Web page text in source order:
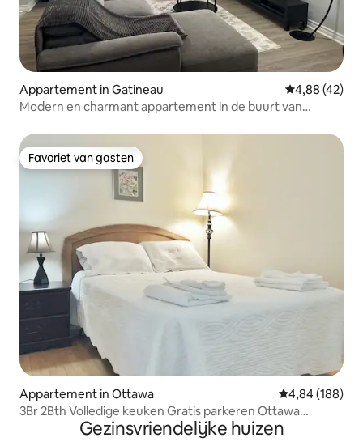
Appartement in Gatineau Gemiddelde
4,88 (42)
Modern en charmant appartement in de buurt van
Favoriet van gasten
Favoriet van gasten
Appartement in Ottawa Gemiddelde
4,84 (188)
3Br 2Bth Volledige keuken Gratis parkeren Ottawa
DowntownGezinsvriendelijke huizen